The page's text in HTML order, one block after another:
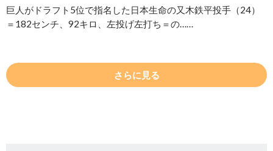
巨人がドラフト5位で指名した日本生命の又木鉄平投手（24）
＝182センチ、92キロ、左投げ左打ち＝の……
さらに見る